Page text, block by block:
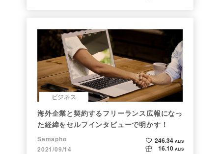
ビジネス
海外企業と契約するフリーランス広報になっ
た経緯をセルフインタビューで明かす！
Semapho
2021/09/14
246.34 ALIS
16.10 ALIS